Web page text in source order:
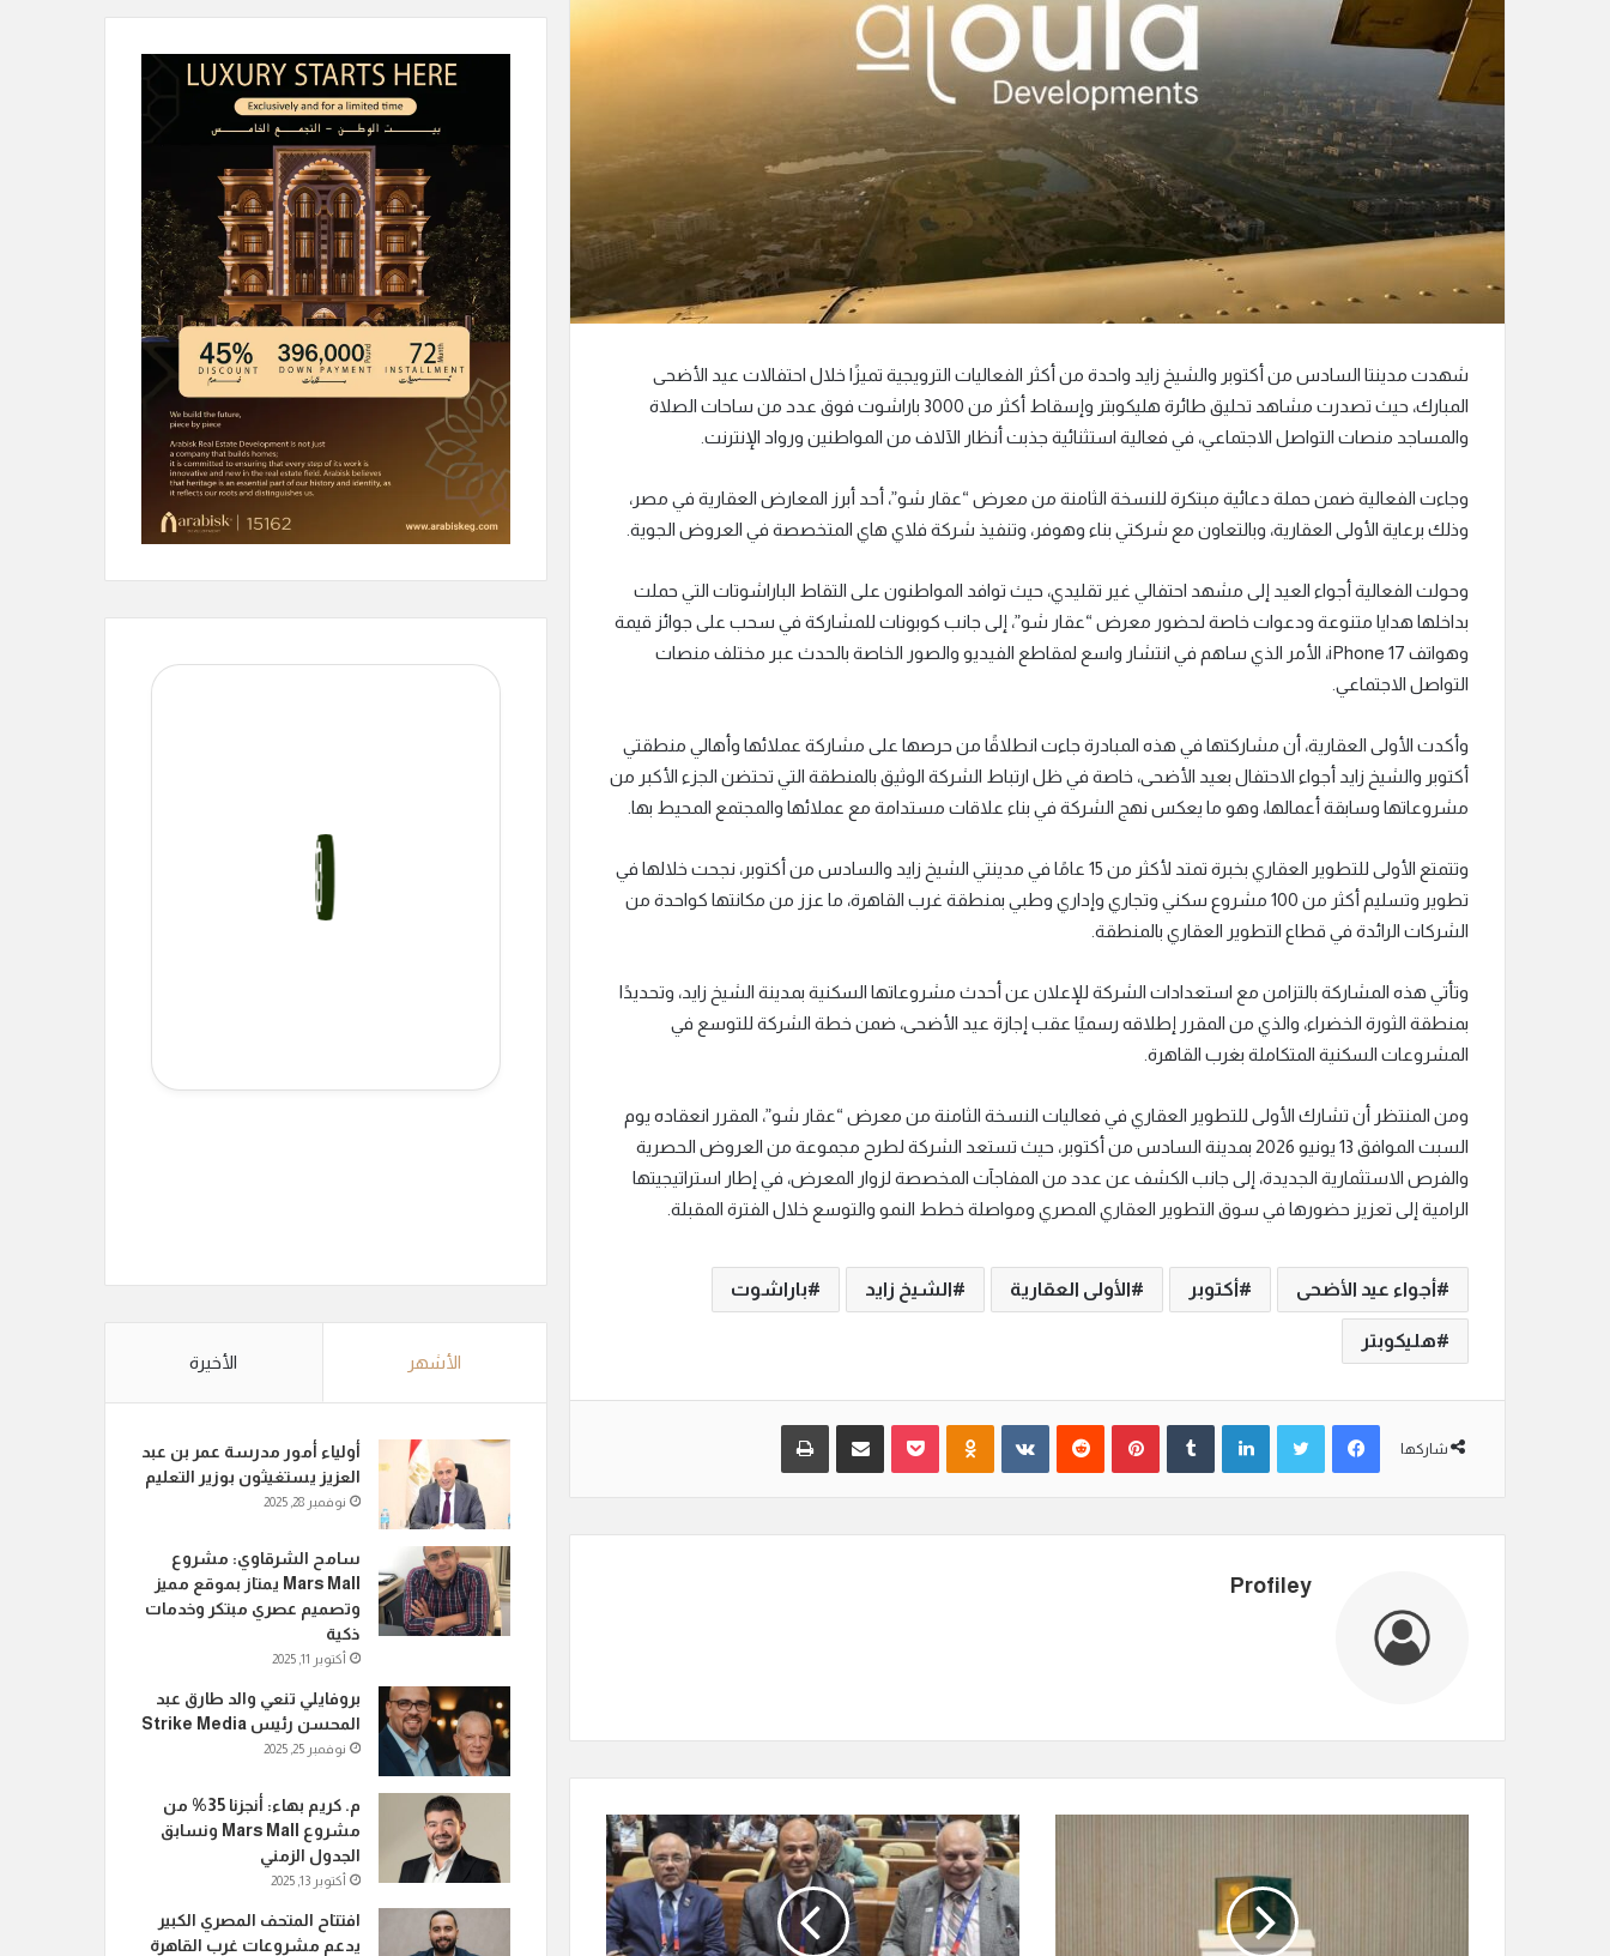
و
ي
ا
شهدت مدينتا السادس من أكتوبر والشيخ زايد واحدة من أكثر الفعاليات الترويجية تميزًا خلال احتفالات عيد الأضحى
المبارك، حيث تصدرت مشاهد تحليق طائرة هليكوبتر وإسقاط أكثر من 3000 باراشوت فوق عدد من ساحات الصلاة
والمساجد منصات التواصل الاجتماعي، في فعالية استثنائية جذبت أنظار الآلاف من المواطنين ورواد الإنترنت.
وجاءت الفعالية ضمن حملة دعائية مبتكرة للنسخة الثامنة من معرض “عقار شو”، أحد أبرز المعارض العقارية في مصر،
وذلك برعاية الأولى العقارية، وبالتعاون مع شركتي بناء وهوفر، وتنفيذ شركة فلاي هاي المتخصصة في العروض الجوية.
وحولت الفعالية أجواء العيد إلى مشهد احتفالي غير تقليدي، حيث توافد المواطنون على التقاط الباراشوتات التي حملت
بداخلها هدايا متنوعة ودعوات خاصة لحضور معرض “عقار شو”، إلى جانب كوبونات للمشاركة في سحب على جوائز قيمة
وهواتف iPhone 17، الأمر الذي ساهم في انتشار واسع لمقاطع الفيديو والصور الخاصة بالحدث عبر مختلف منصات
التواصل الاجتماعي.
وأكدت الأولى العقارية، أن مشاركتها في هذه المبادرة جاءت انطلاقًا من حرصها على مشاركة عملائها وأهالي منطقتي
أكتوبر والشيخ زايد أجواء الاحتفال بعيد الأضحى، خاصة في ظل ارتباط الشركة الوثيق بالمنطقة التي تحتضن الجزء الأكبر من
مشروعاتها وسابقة أعمالها، وهو ما يعكس نهج الشركة في بناء علاقات مستدامة مع عملائها والمجتمع المحيط بها.
وتتمتع الأولى للتطوير العقاري بخبرة تمتد لأكثر من 15 عامًا في مدينتي الشيخ زايد والسادس من أكتوبر، نجحت خلالها في
تطوير وتسليم أكثر من 100 مشروع سكني وتجاري وإداري وطبي بمنطقة غرب القاهرة، ما عزز من مكانتها كواحدة من
الشركات الرائدة في قطاع التطوير العقاري بالمنطقة.
وتأتي هذه المشاركة بالتزامن مع استعدادات الشركة للإعلان عن أحدث مشروعاتها السكنية بمدينة الشيخ زايد، وتحديدًا
بمنطقة الثورة الخضراء، والذي من المقرر إطلاقه رسميًا عقب إجازة عيد الأضحى، ضمن خطة الشركة للتوسع في
المشروعات السكنية المتكاملة بغرب القاهرة.
ومن المنتظر أن تشارك الأولى للتطوير العقاري في فعاليات النسخة الثامنة من معرض “عقار شو”، المقرر انعقاده يوم
السبت الموافق 13 يونيو 2026 بمدينة السادس من أكتوبر، حيث تستعد الشركة لطرح مجموعة من العروض الحصرية
والفرص الاستثمارية الجديدة، إلى جانب الكشف عن عدد من المفاجآت المخصصة لزوار المعرض، في إطار استراتيجيتها
الرامية إلى تعزيز حضورها في سوق التطوير العقاري المصري ومواصلة خطط النمو والتوسع خلال الفترة المقبلة.
أجواء عيد الأضحى أكتوبر الأولى العقارية الشيخ زايد باراشوت
هليكوبتر
شاركها
فيسبوك لينكدإن بينتيريست ‏VKontakte بوكيت
Profiley
الأشهر الأخيرة
أولياء أمور مدرسة عمر بن عبد
العزيز يستغيثون بوزير التعليم
نوفمبر 28, 2025
سامح الشرقاوي: مشروع
Mars Mall يمتاز بموقع مميز
وتصميم عصري مبتكر وخدمات
ذكية
أكتوبر 11, 2025
بروفايلي تنعي والد طارق عبد
المحسن رئيس Strike Media
نوفمبر 25, 2025
م. كريم بهاء: أنجزنا 35% من
مشروع Mars Mall ونسابق
الجدول الزمني
أكتوبر 13, 2025
افتتاح المتحف المصري الكبير
يدعم مشروعات غرب القاهرة